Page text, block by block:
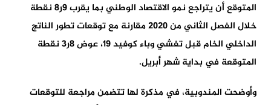
المتوقع أن يتراجع نمو الاقتصاد الوطني بما يقرب 9ر8 نقطة
خلال الفصل الثاني من 2020 مقارنة مع توقعات تطور الناتج
الداخلي الخام قبل تفشي وباء كوفيد 19، عوض 8ر3 نقطة
المتوقعة في بداية شهر أبريل.
وأوضحت المندوبية، في مذكرة لها تتضمن مراجعة للتوقعات